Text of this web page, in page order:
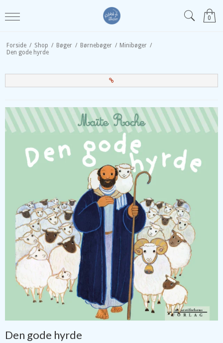
0
Forside / Shop / Bøger / Børnebøger / Minibøger /
Den gode hyrde
Den gode hyrde